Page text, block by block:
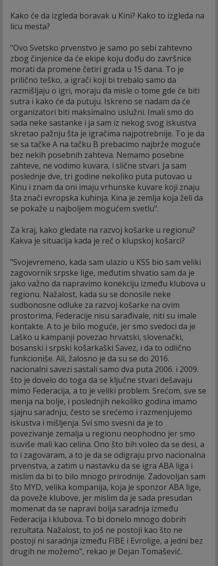
Kako će da izgleda boravak u Kini? Kako to izgleda na
licu mesta?
"Ovo Svetsko prvenstvo je samo po sebi zahtevno
zbog činjenice da će ekipe koju dođu do završnice
morati da promene četiri grada u 15 dana. To je
prilično teško, a igrači koji bi trebalo samo da
razmišljaju o igri, moraju da misle o tome gde će biti
sutra i kako će da putuju. Iskreno se nadam da će
organizatori biti maksimalno uslužni. Imali smo do
sada neke sastanke i ja sam iz nekog svog iskustva
skretao pažnju šta je igračima najpotrebnije. To je da
se sa tačke A na tačku B prebacimo najbrže moguće
bez nekih posebnih zahteva. Nemamo posebne
zahteve, ne vodimo kuvara, i slične stvari. Ja sam
poslednje dve, tri godine nekoliko puta putovao u
Kinu i znam da oni imaju vrhunske kuvare koji znaju
šta znači evropska kuhinja. Kina je zemlja koja želi da
se pokaže u najboljem mogućem svetlu".
Za kraj, kako gledate na razvoj košarke u regionu?
Kakva je situacija kada je reč o klupskoj košarci?
"Svojevremeno, kada sam ulazio u KSS bio sam veliki
zagovornik srpske lige, međutim shvatio sam da je
jako važno da napravimo konekciju između klubova u
regionu. Nažalost, kada su se donosile neke
sudbonosne odluke za razvoj košarke na ovim
prostorima, Federacije nisu sarađivale, niti su imale
kontakte. A to je bilo moguće, jer smo svedoci da je
Laško u kampanji povezao hrvatski, slovenački,
bosanski i srpski košarkaški Savez, i da to odlično
funkcioniše. Ali, žalosno je da su se do 2016.
nacionalni savezi sastali samo dva puta 2006. i 2009.
što je dovelo do toga da se ključne stvari dešavaju
mimo Federacija, a to je veliki problem. Srećom, sve se
menja na bolje, i poslednjih nekoliko godina imamo
sjajnu saradnju, često se srećemo i razmenjujemo
iskustva i mišljenja. Svi smo svesni da je to
povezivanje zemalja u regionu neophodno jer smo
isuviše mali kao celina. Ono što bih voleo da se desi, a
to i zagovaram, a to je da se odigraju prvo nacionalna
prvenstva, a zatim u nastavku da se igra ABA liga i
mislim da bi to bilo mnogo prirodnije. Zadovoljan sam
što MYD, velika kompanija, koja je sponzor ABA lige,
da poveže klubove, jer mislim da je sada presudan
momenat da se napravi bolja saradnja između
Federacija i klubova. To bi donelo mnogo dobrih
rezultata. Nažalost, to još ne postoji kao što ne
postoji ni saradnja između FIBE i Evrolige, a jedni bez
drugih ne možemo", rekao je Dejan Tomašević.